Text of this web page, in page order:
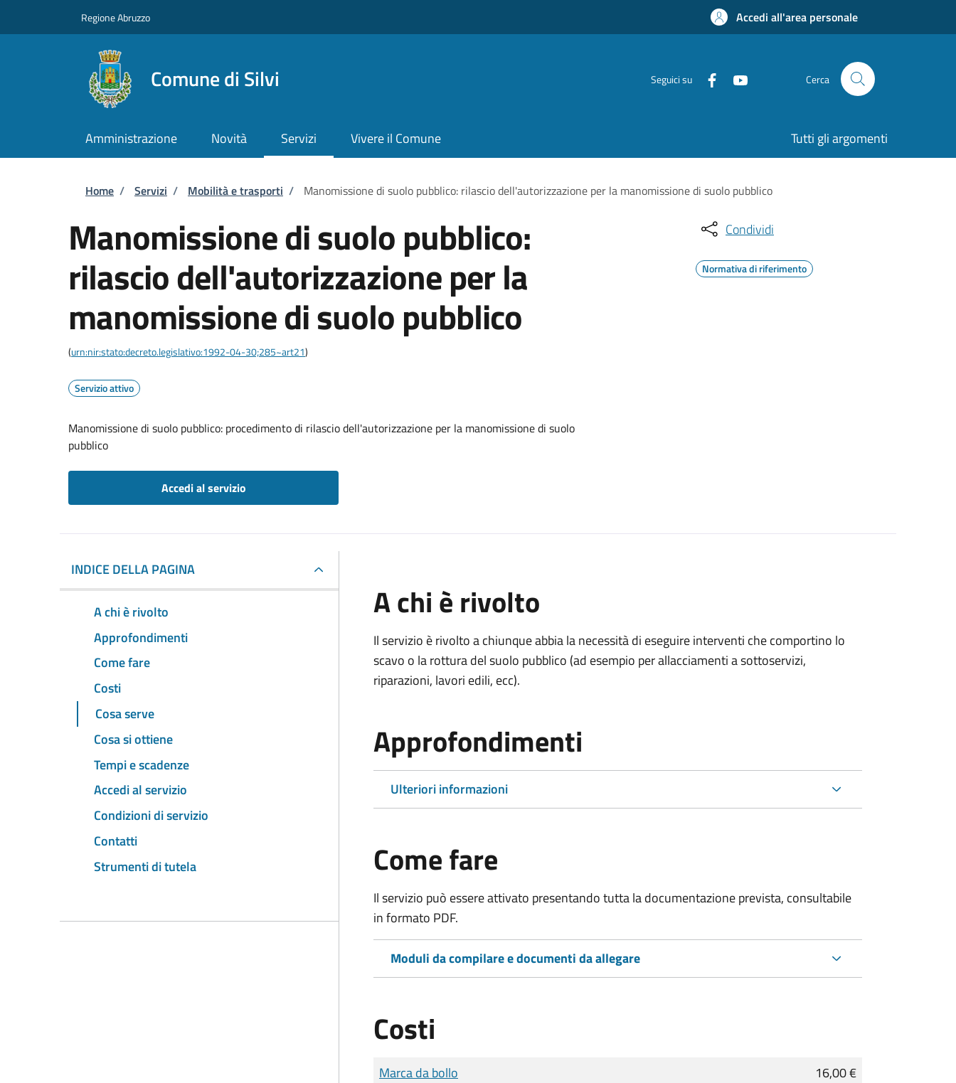
Regione Abruzzo Accedi all'area personale
Comune di Silvi Seguici su Cerca
Amministrazione Novità Servizi Vivere il Comune Tutti gli argomenti
Briciole di pane
Home / Servizi / Mobilità e trasporti / Manomissione di suolo pubblico: rilascio dell'autorizzazione per la manomissione di suolo pubblico
Manomissione di suolo pubblico:
rilascio dell'autorizzazione per la
manomissione di suolo pubblico
(urn:nir:stato:decreto.legislativo:1992-04-30;285~art21)
Servizio attivo
Manomissione di suolo pubblico: procedimento di rilascio dell'autorizzazione per la manomissione di suolo
pubblico
Accedi al servizio
Condividi
Normativa di riferimento
INDICE DELLA PAGINA
A chi è rivolto
Approfondimenti
Come fare
Costi
Cosa serve
Cosa si ottiene
Tempi e scadenze
Accedi al servizio
Condizioni di servizio
Contatti
Strumenti di tutela
A chi è rivolto
Il servizio è rivolto a chiunque abbia la necessità di eseguire interventi che comportino lo
scavo o la rottura del suolo pubblico (ad esempio per allacciamenti a sottoservizi,
riparazioni, lavori edili, ecc).
Approfondimenti
Ulteriori informazioni
Come fare
Il servizio può essere attivato presentando tutta la documentazione prevista, consultabile
in formato PDF.
Moduli da compilare e documenti da allegare
Costi
Tipo di pagamento
Importo
Marca da bollo 16,00 €